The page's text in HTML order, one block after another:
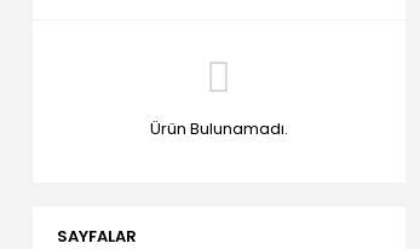
Ürün Bulunamadı.
SAYFALAR